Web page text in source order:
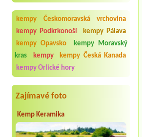
kempy Českomoravská vrchovina
kempy Podkrkonoší
kempy Pálava
kempy Opavsko
kempy Moravský
kras
kempy
kempy Česká Kanada
kempy Orlické hory
Zajímavé foto
Kemp Keramika